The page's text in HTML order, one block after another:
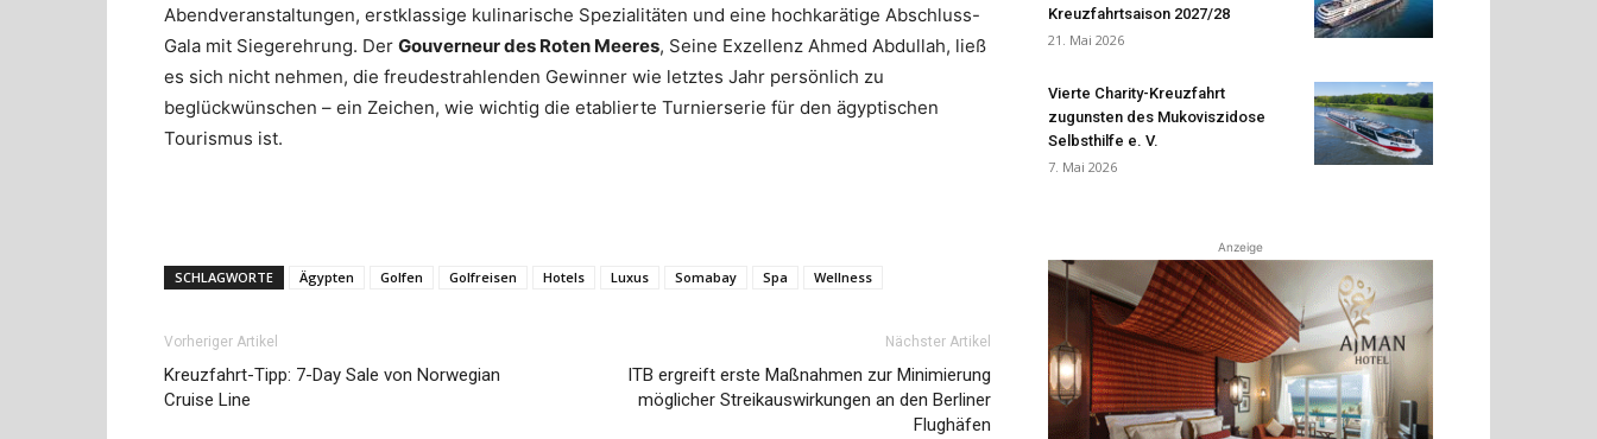
Abendveranstaltungen, erstklassige kulinarische Spezialitäten und eine hochkarätige Abschluss-
Gala mit Siegerehrung. Der Gouverneur des Roten Meeres, Seine Exzellenz Ahmed Abdullah, ließ
es sich nicht nehmen, die freudestrahlenden Gewinner wie letztes Jahr persönlich zu
beglückwünschen – ein Zeichen, wie wichtig die etablierte Turnierserie für den ägyptischen
Tourismus ist.
SCHLAGWORTE Ägypten Golfen Golfreisen Hotels Luxus Somabay Spa Wellness
Vorheriger Artikel
Kreuzfahrt-Tipp: 7-Day Sale von Norwegian
Cruise Line
Nächster Artikel
ITB ergreift erste Maßnahmen zur Minimierung
möglicher Streikauswirkungen an den Berliner
Flughäfen
Kreuzfahrtsaison 2027/28
21. Mai 2026
Vierte Charity-Kreuzfahrt
zugunsten des Mukoviszidose
Selbsthilfe e. V.
7. Mai 2026
Anzeige